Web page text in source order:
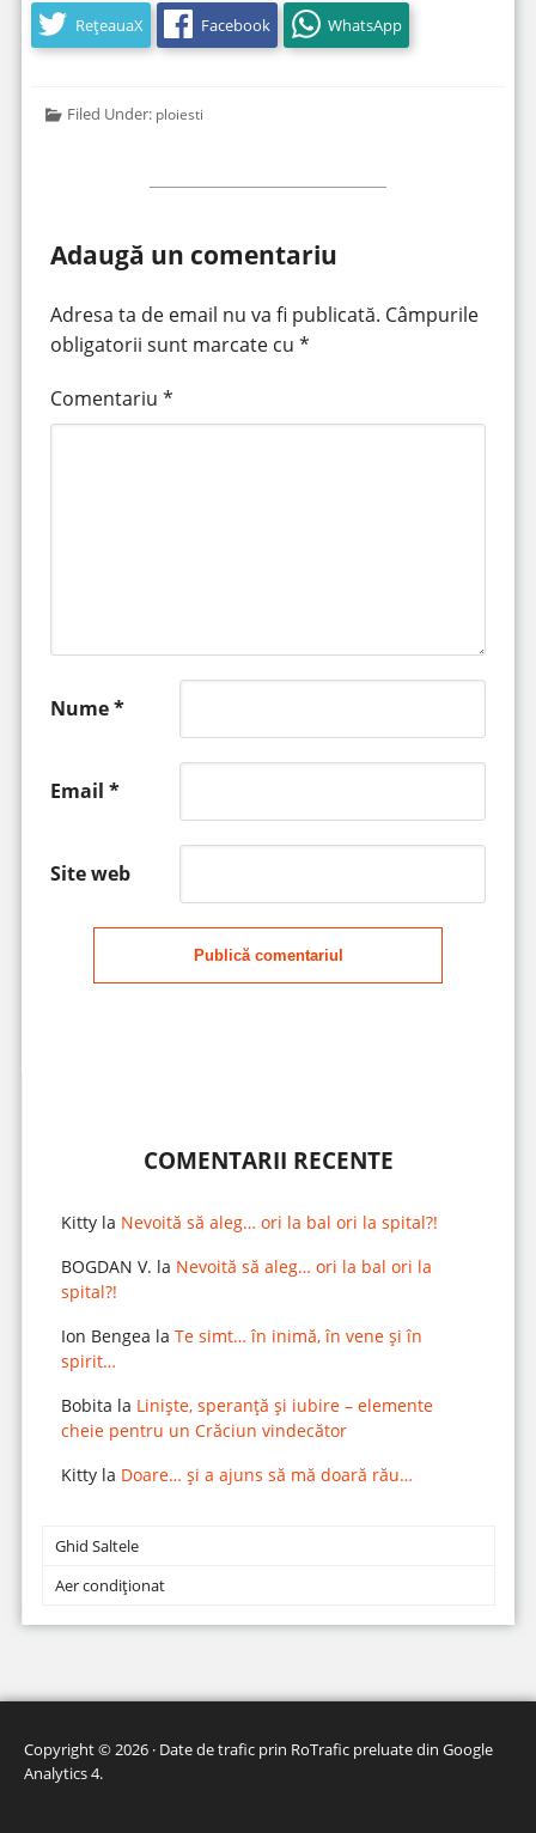
RețeauaX Facebook WhatsApp
Filed Under: ploiesti
Adaugă un comentariu
Adresa ta de email nu va fi publicată. Câmpurile
obligatorii sunt marcate cu *
Comentariu *
Nume*
Email *
Site web
Publică comentariul
COMENTARII RECENTE
Kittyla Nevoită să aleg… ori la bal ori la spital?!
BOGDAN V. la Nevoită să aleg… ori la bal ori la
spital?!
Ion Bengea la Te simt… în inimă, în vene și în
spirit…
Bobita la Liniște, speranță și iubire – elemente
cheie pentru un Crăciun vindecător
Kittyla Doare… și a ajuns să mă doară rău…
Ghid Saltele
Aer condiționat
Copyright © 2026 · Date de trafic prin RoTrafic preluate din Google
Analytics 4.